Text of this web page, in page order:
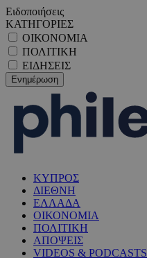
Ειδοποιήσεις
ΚΑΤΗΓΟΡΙΕΣ
ΟΙΚΟΝΟΜΙΑ
ΠΟΛΙΤΙΚΗ
ΕΙΔΗΣΕΙΣ
ΚΥΠΡΟΣ
ΔΙΕΘΝΗ
ΕΛΛΑΔΑ
ΟΙΚΟΝΟΜΙΑ
ΠΟΛΙΤΙΚΗ
ΑΠΟΨΕΙΣ
VIDEOS & PODCASTS